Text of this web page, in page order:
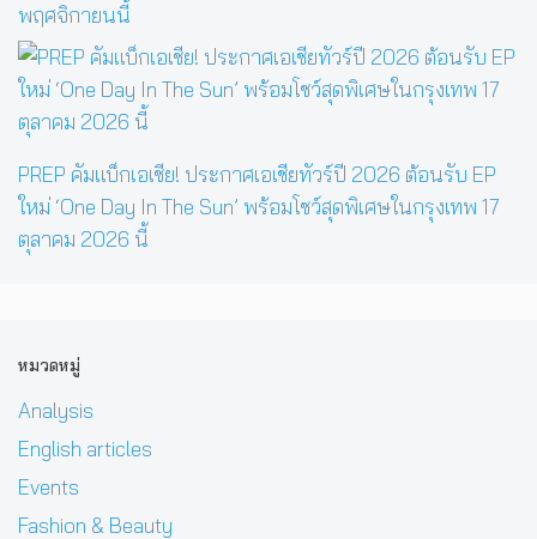
พฤศจิกายนนี้
PREP คัมแบ็กเอเชีย! ประกาศเอเชียทัวร์ปี 2026 ต้อนรับ EP
ใหม่ ‘One Day In The Sun’ พร้อมโชว์สุดพิเศษในกรุงเทพ 17
ตุลาคม 2026 นี้
หมวดหมู่
Analysis
English articles
Events
Fashion & Beauty